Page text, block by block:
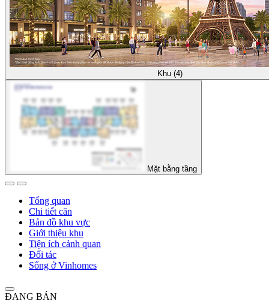
Khu (4)
Mặt bằng tầng
Tổng quan
Chi tiết căn
Bản đồ khu vực
Giới thiệu khu
Tiện ích cảnh quan
Đối tác
Sống ở Vinhomes
ĐANG BÁN